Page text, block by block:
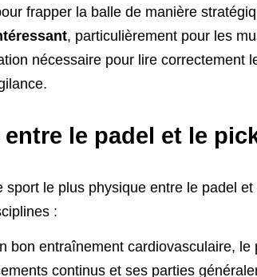
frapper la balle de manière
, particulièrement pour les
nécessaire pour lire correctement
le padel et le
le plus physique entre le padel
:
bon entraînement cardiovasculaire,
continus et ses parties